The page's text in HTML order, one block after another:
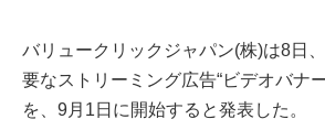
バリュークリックジャパン(株)は8日
要なストリーミング広告“ビデオバナ
を、9月1日に開始すると発表した。